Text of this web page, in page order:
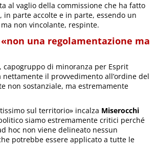
al vaglio della commissione che ha fatto
in parte accolte e in parte, essendo un
non vincolante, respinte.
una regolamentazione ma
, capogruppo di minoranza per Esprit
nettamente il provvedimento all’ordine del
non sostanziale, ma estremamente
sul territorio» incalza Miserocchi
siamo estremamente critici perché
hoc non viene delineato nessun
potrebbe essere applicato a tutte le